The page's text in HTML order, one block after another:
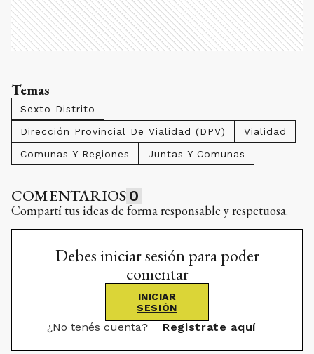
Temas
Sexto Distrito
Dirección Provincial De Vialidad (DPV)
Vialidad
Comunas Y Regiones
Juntas Y Comunas
COMENTARIOS 0
Compartí tus ideas de forma responsable y respetuosa.
Debes iniciar sesión para poder
comentar
INICIAR
SESIÓN
¿No tenés cuenta? Registrate aquí